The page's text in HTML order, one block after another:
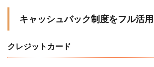
キャッシュバック制度をフル活用
クレジットカード